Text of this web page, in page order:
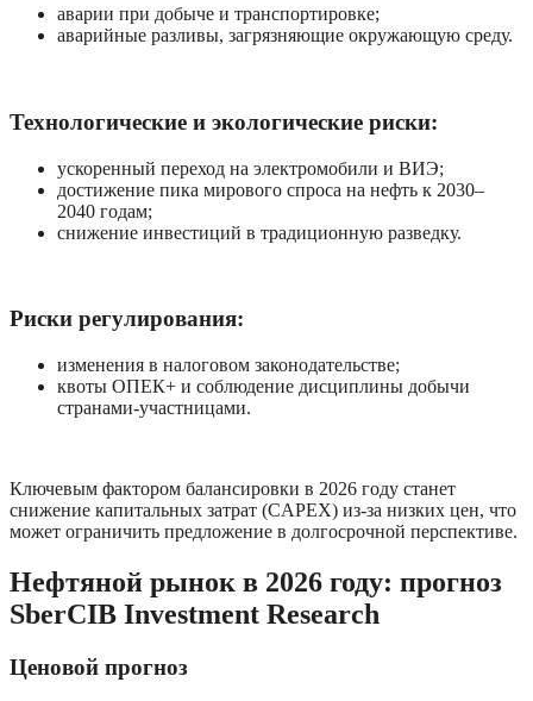
аварии при добыче и транспортировке;
аварийные разливы, загрязняющие окружающую среду.
Технологические и экологические риски:
ускоренный переход на электромобили и ВИЭ;
достижение пика мирового спроса на нефть к 2030–
2040 годам;
снижение инвестиций в традиционную разведку.
Риски регулирования:
изменения в налоговом законодательстве;
квоты ОПЕК+ и соблюдение дисциплины добычи
странами-участницами.
Ключевым фактором балансировки в 2026 году станет
снижение капитальных затрат (CAPEX) из-за низких цен, что
может ограничить предложение в долгосрочной перспективе.
Нефтяной рынок в 2026 году: прогноз
SberCIB Investment Research
Ценовой прогноз